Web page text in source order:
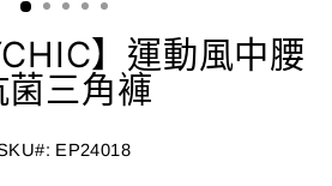
】運動風中腰
菌三角褲
EP24018